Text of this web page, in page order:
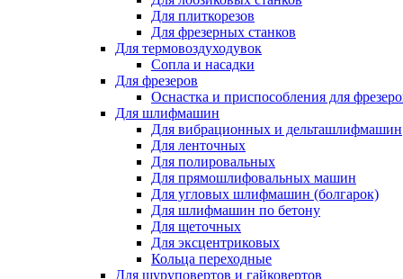
Для плиткорезов
Для фрезерных станков
Для термовоздуходувок
Сопла и насадки
Для фрезеров
Оснастка и приспособления для
Для шлифмашин
Для вибрационных и дельташлифмашин
Для ленточных
Для полировальных
Для прямошлифовальных машин
Для угловых шлифмашин (болгарок)
Для шлифмашин по бетону
Для щеточных
Для эксцентриковых
Кольца переходные
Для шуруповертов и гайковертов